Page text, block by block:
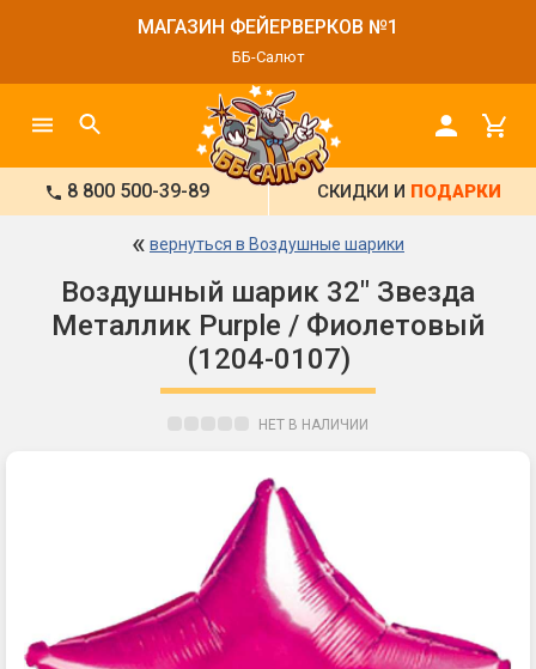
МАГАЗИН ФЕЙЕРВЕРКОВ №1
ББ-Салют
8 800 500-39-89 СКИДКИ И ПОДАРКИ
« вернуться в Воздушные шарики
Воздушный шарик 32" Звезда
Металлик Purple / Фиолетовый
(1204-0107)
НЕТ В НАЛИЧИИ